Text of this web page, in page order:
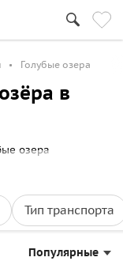
Голубые озера
в
озера
Тип транспорта
Популярные